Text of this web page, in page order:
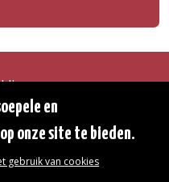
en
onze site te bieden.
gebruik van cookies